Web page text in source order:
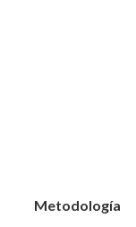
Metodología